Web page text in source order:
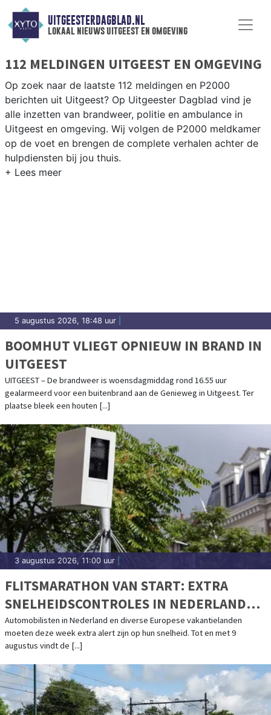
UITGEESTERDAGBLAD.NL
lokaal nieuws uitgeest en omgeving
112 MELDINGEN UITGEEST EN OMGEVING
Op zoek naar de laatste 112 meldingen en P2000
berichten uit Uitgeest? Op Uitgeester Dagblad vind je
alle inzetten van brandweer, politie en ambulance in
Uitgeest en omgeving. Wij volgen de P2000 meldkamer
op de voet en brengen de complete verhalen achter de
hulpdiensten bij jou thuis.
5 augustus 2026, 18:48 uur
BOOMHUT VLIEGT OPNIEUW IN BRAND IN
UITGEEST
UITGEEST – De brandweer is woensdagmiddag rond 16.55 uur
gealarmeerd voor een buitenbrand aan de Genieweg in Uitgeest. Ter
plaatse bleek een houten [...]
3 augustus 2026, 11:00 uur
FLITSMARATHON VAN START: EXTRA
SNELHEIDSCONTROLES IN NEDERLAND
EN POPULAIRE VAKANTIELANDEN
Automobilisten in Nederland en diverse Europese vakantielanden
moeten deze week extra alert zijn op hun snelheid. Tot en met 9
augustus vindt de [...]